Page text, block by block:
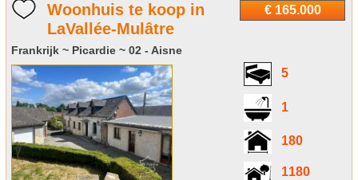
€ 165.000
Woonhuis te koop in
LaVallée-Mulâtre
Frankrijk ~ Picardie ~ 02 - Aisne
5
1
180
1180